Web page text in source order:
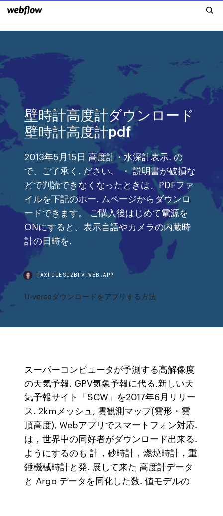
壁時計高度計ダウンロード
壁時計高度計pdf
2013年5月15日 高度計・水深計表示. の
で、ご了承く. ださい。 ・ 説明書が破損な
どで判読できなくなったときは、PDFファ
イルを下記のホー. ムページからダウンロ
ードできます。 ご購入後はじめて電源を
ONにすると、表示言語やカメラの内蔵時
計の日時を.
FAXFILESIZBFV.WEB.APP
U-verseダウンロードをアプリする方法
スーパーコンピュータが予測する高解像度
の天気予報. GPV気象予報に代る,新しい天
気予報サイト「SCW」を2017年6月リリー
ス. 2kmメッシュ, 雲観測マップ(雲形・雲
頂高度), Webアプリでスマートフォン対応.
は，世界中の同好者がダウンロード出来る.
ようにするのも 計，砂時計，燃焼時計，重
錘機械時計と発. 展して来た 高度計データ
と Argo データを同化した数. 値モデルの